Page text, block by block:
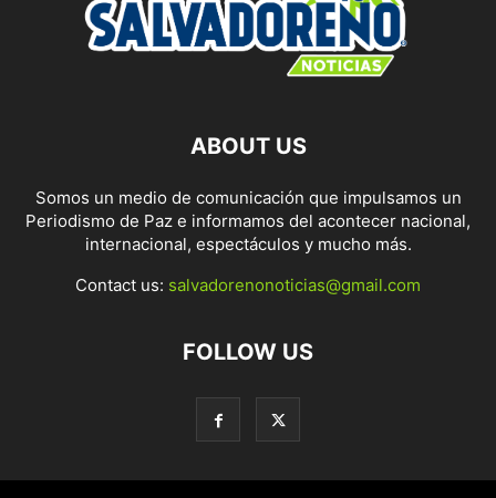
ABOUT US
Somos un medio de comunicación que impulsamos un
Periodismo de Paz e informamos del acontecer nacional,
internacional, espectáculos y mucho más.
Contact us: salvadorenonoticias@gmail.com
FOLLOW US